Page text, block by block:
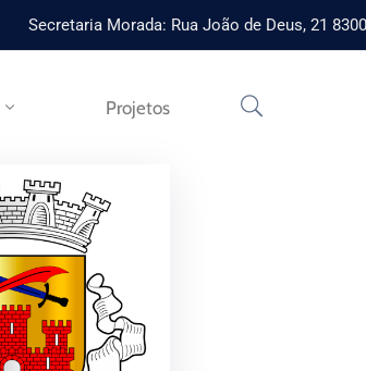
Secretaria Morada: Rua João de Deus, 21
Projetos